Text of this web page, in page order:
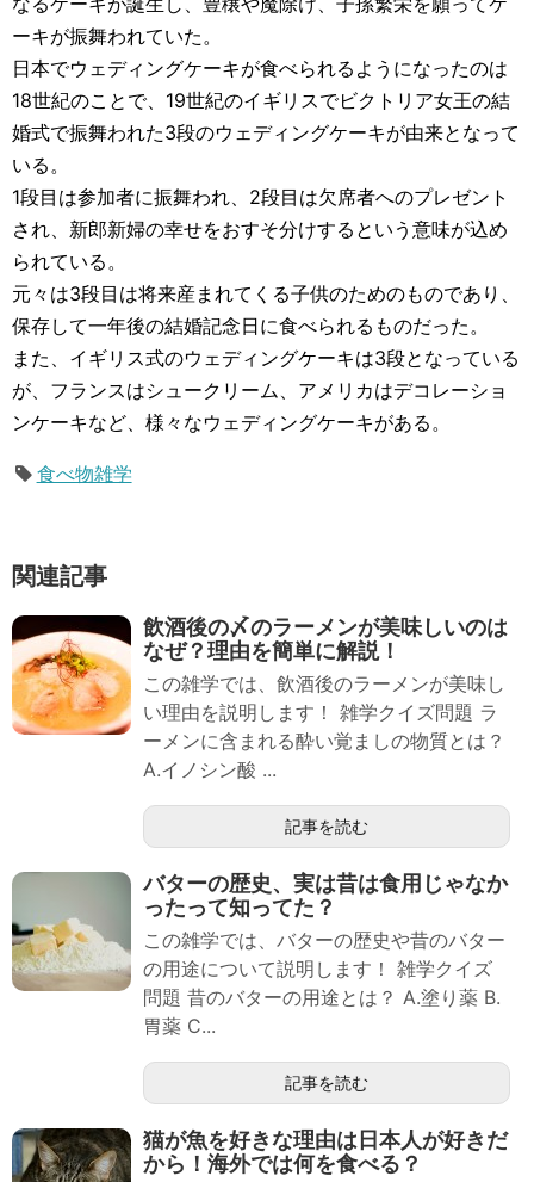
ーキが振舞われていた。
日本でウェディングケーキが食べられるようになったのは
18世紀のことで、19世紀のイギリスでビクトリア女王の結
婚式で振舞われた3段のウェディングケーキが由来となって
いる。
1段目は参加者に振舞われ、2段目は欠席者へのプレゼント
され、新郎新婦の幸せをおすそ分けするという意味が込め
られている。
元々は3段目は将来産まれてくる子供のためのものであり、
保存して一年後の結婚記念日に食べられるものだった。
また、イギリス式のウェディングケーキは3段となっている
が、フランスはシュークリーム、アメリカはデコレーショ
ンケーキなど、様々なウェディングケーキがある。
食べ物雑学
関連記事
飲酒後の〆のラーメンが美味しいのは
なぜ？理由を簡単に解説！
この雑学では、飲酒後のラーメンが美味し
い理由を説明します！ 雑学クイズ問題 ラ
ーメンに含まれる酔い覚ましの物質とは？
A.イノシン酸 ...
記事を読む
バターの歴史、実は昔は食用じゃなか
ったって知ってた？
この雑学では、バターの歴史や昔のバター
の用途について説明します！ 雑学クイズ
問題 昔のバターの用途とは？ A.塗り薬 B.
胃薬 C...
記事を読む
猫が魚を好きな理由は日本人が好きだ
から！海外では何を食べる？